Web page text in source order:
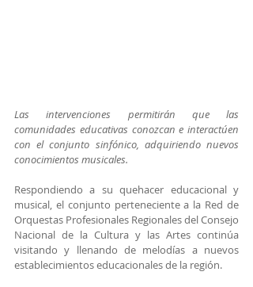
Las intervenciones permitirán que las
comunidades educativas conozcan e interactúen
con el conjunto sinfónico, adquiriendo nuevos
conocimientos musicales.
Respondiendo a su quehacer educacional y
musical, el conjunto perteneciente a la Red de
Orquestas Profesionales Regionales del Consejo
Nacional de la Cultura y las Artes continúa
visitando y llenando de melodías a nuevos
establecimientos educacionales de la región.